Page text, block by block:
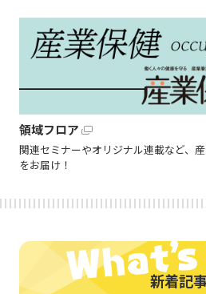
領域フロア
関連セミナーやオリジナル連載など、
をお届け！
新着記